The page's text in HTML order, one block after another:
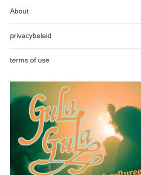
About
privacybeleid
terms of use